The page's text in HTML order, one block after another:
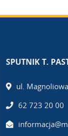
SPUTNIK T.
ul.
62 723 20 00